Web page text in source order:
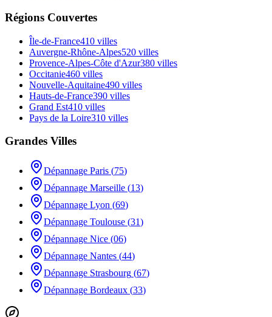
Régions Couvertes
Île-de-France410 villes
Auvergne-Rhône-Alpes520 villes
Provence-Alpes-Côte d'Azur380 villes
Occitanie460 villes
Nouvelle-Aquitaine490 villes
Hauts-de-France390 villes
Grand Est410 villes
Pays de la Loire310 villes
Grandes Villes
Dépannage Paris (75)
Dépannage Marseille (13)
Dépannage Lyon (69)
Dépannage Toulouse (31)
Dépannage Nice (06)
Dépannage Nantes (44)
Dépannage Strasbourg (67)
Dépannage Bordeaux (33)